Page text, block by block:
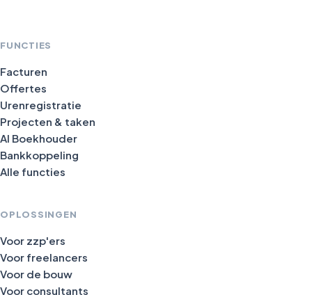
FUNCTIES
Facturen
Offertes
Urenregistratie
Projecten & taken
AI Boekhouder
Bankkoppeling
Alle functies
OPLOSSINGEN
Voor zzp'ers
Voor freelancers
Voor de bouw
Voor consultants